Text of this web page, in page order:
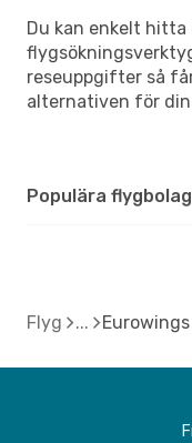
Du kan enkelt hitta
reseuppgifter så
alternativen för din
Populära flygbolag
Flyg